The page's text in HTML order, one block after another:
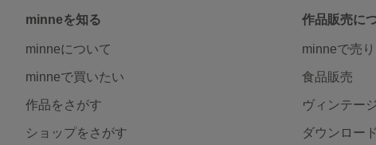
minneを知る
minneについて
minneで買いたい
作品をさがす
ショップをさがす
作品販売に
minneで売
食品販売
ヴィンテー
ダウンロー